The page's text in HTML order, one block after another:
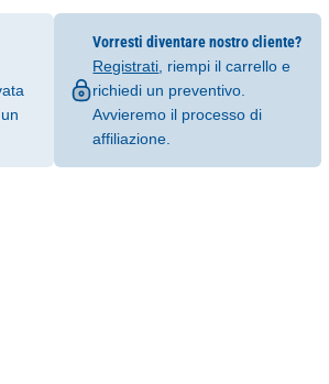
Vorresti diventare nostro cliente?
Registrati , riempi il carrello e
richiedi un preventivo.
Avvieremo il processo di
affiliazione.